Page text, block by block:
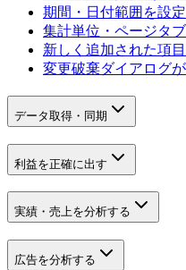
期間・日付範囲を設
集計単位・ページタ
新しく追加された項
変更破棄ダイアログ
データ取得・同期
利益を正確に出す
実績・売上を分析する
広告を分析する